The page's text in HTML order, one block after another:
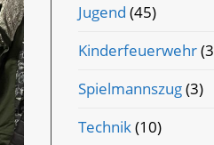
Jugend (45)
Kinderfeuerwehr
Spielmannszug(3)
Technik(10)